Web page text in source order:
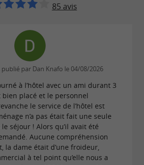
épurérencontre l’
. Le
accueille les hôtes pour
, avant de se métamorphoser
tout au long de la journée,
gourmandesucrée ou salée.
et responsabledes produits
et qualité. Des produits
85 avis
publié par Dan Knafo le 04/08/2026
à l’hôtel avec un ami durant 3
bien placé et le personnel
le service de l’hôtel est
n’a pas était fait une seule
séjour ! Alors qu’il avait été
Aucune compréhension
la dame était d’une froideur,
à tel point qu’elle nous a